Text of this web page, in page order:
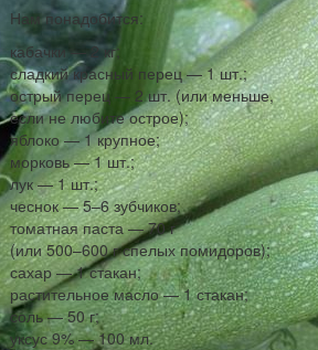
Нам понадобится:
кабачки — 2 кг;
сладкий красный перец — 1 шт.;
острый перец — 2 шт. (или меньше,
если не любите острое);
яблоко — 1 крупное;
морковь — 1 шт.;
лук — 1 шт.;
чеснок — 5–6 зубчиков;
томатная паста — 70 г
(или 500–600 г спелых помидоров);
сахар — 1 стакан;
растительное масло — 1 стакан;
соль — 50 г;
уксус 9% — 100 мл.